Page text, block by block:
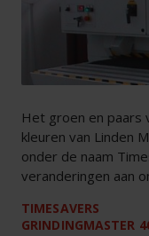
Het groen en paars
kleuren van Linden
onder de naam
veranderingen aan
TIMESAVERS
GRINDINGMASTER